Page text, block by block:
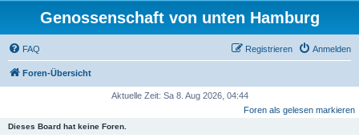
Genossenschaft von unten Hamburg
FAQ Anmelden
Registrieren
Foren-Übersicht
Aktuelle Zeit: Sa 8. Aug 2026, 04:44
Foren als gelesen markieren
Dieses Board hat keine Foren.